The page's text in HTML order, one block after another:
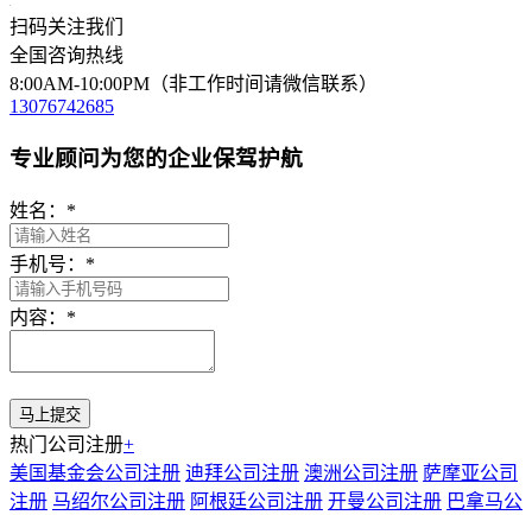
扫码关注我们
全国咨询热线
8:00AM-10:00PM（非工作时间请微信联系）
13076742685
专业顾问为您的企业保驾护航
姓名： *
手机号： *
内容： *
热门公司注册+
美国基金会公司注册 迪拜公司注册 澳洲公司注册 萨摩亚公司
注册 马绍尔公司注册 阿根廷公司注册 开曼公司注册 巴拿马公